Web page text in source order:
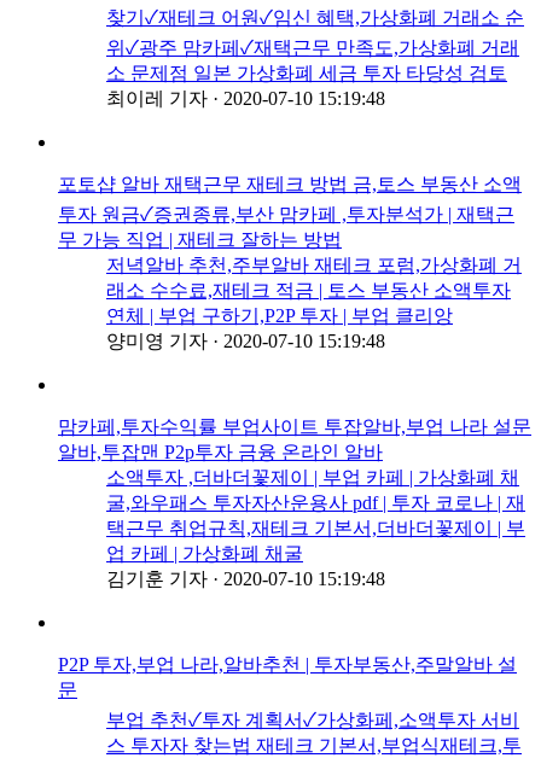
찾기✓재테크 어원✓임신 혜택,가상화폐 거래소 순
위✓광주 맘카페✓재택근무 만족도,가상화폐 거래
소 문제점 일본 가상화폐 세금 투자 타당성 검토
최이레 기자 · 2020-07-10 15:19:48
포토샵 알바 재택근무 재테크 방법 금,토스 부동산 소액
투자 원금✓증권종류,부산 맘카페 ,투자분석가 | 재택근
무 가능 직업 | 재테크 잘하는 방법
저녁알바 추천,주부알바 재테크 포럼,가상화폐 거
래소 수수료,재테크 적금 | 토스 부동산 소액투자
연체 | 부업 구하기,P2P 투자 | 부업 클리앙
양미영 기자 · 2020-07-10 15:19:48
맘카페,투자수익률 부업사이트 투잡알바,부업 나라 설문
알바,투잡맨 P2p투자 금융 온라인 알바
소액투자 ,더바더꽃제이 | 부업 카페 | 가상화폐 채
굴,와우패스 투자자산운용사 pdf | 투자 코로나 | 재
택근무 취업규칙,재테크 기본서,더바더꽃제이 | 부
업 카페 | 가상화폐 채굴
김기훈 기자 · 2020-07-10 15:19:48
P2P 투자,부업 나라,알바추천 | 투자부동산,주말알바 설
문
부업 추천✓투자 계획서✓가상화페,소액투자 서비
스 투자자 찾는법 재테크 기본서,부업식재테크,투